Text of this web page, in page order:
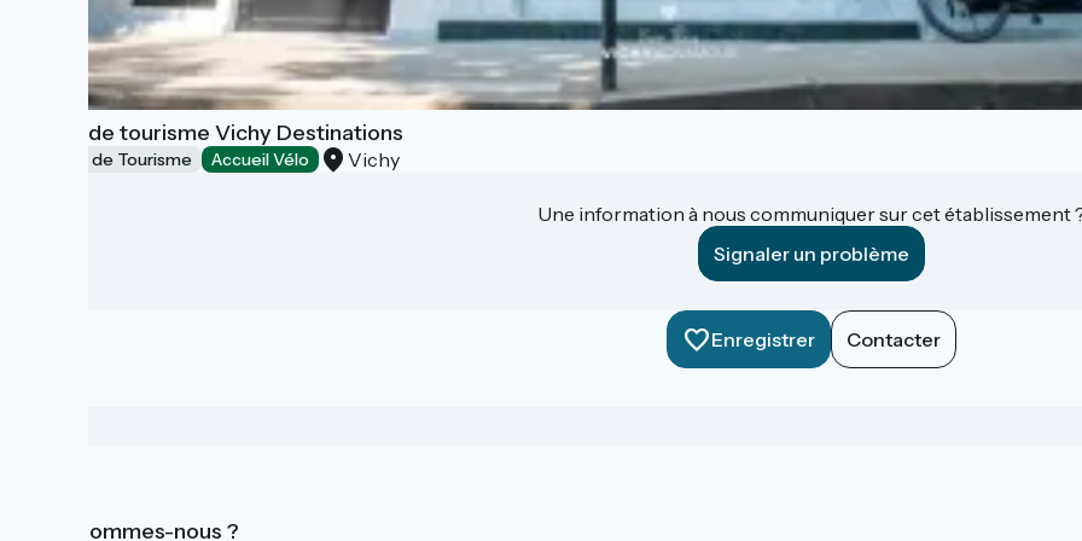
Office de tourisme Vichy Destinations
Offices de Tourisme Accueil Vélo Vichy
Une information à nous communiquer sur cet établissement
Signaler un problème
Enregistrer Contacter
Qui sommes-nous ?